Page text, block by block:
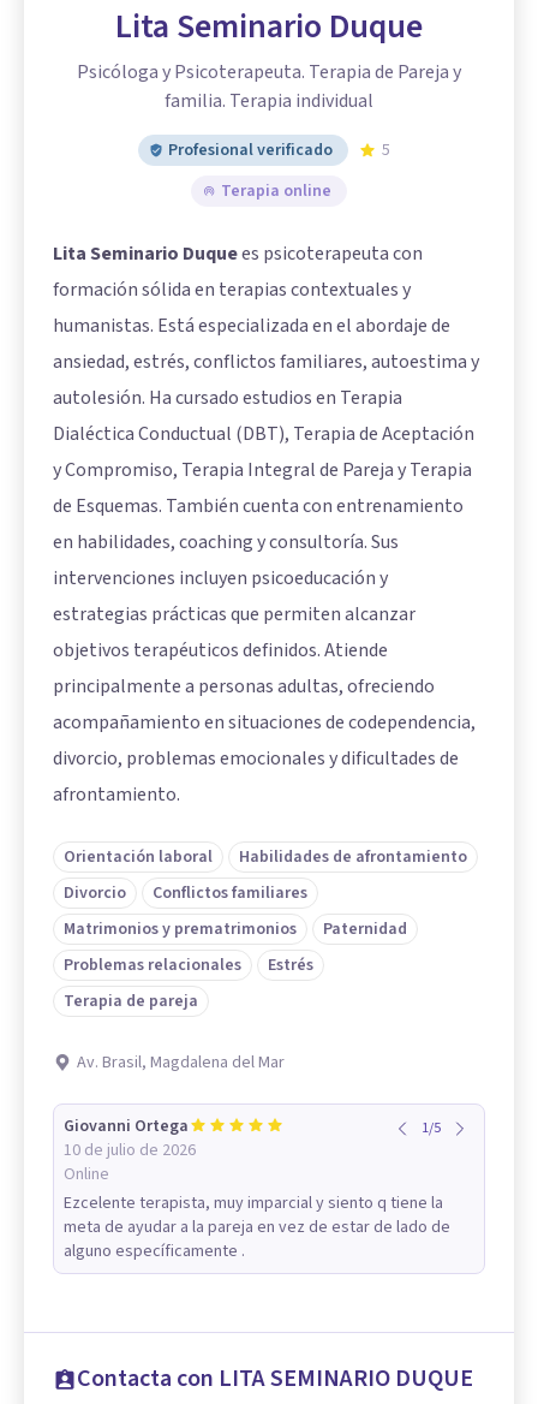
Lita Seminario Duque
Psicóloga y Psicoterapeuta. Terapia de Pareja y
familia. Terapia individual
Profesional verificado
5
Terapia online
Lita Seminario Duquees psicoterapeuta con
formación sólida en terapias contextuales y
humanistas. Está especializada en el abordaje de
ansiedad, estrés, conflictos familiares, autoestima y
autolesión. Ha cursado estudios en Terapia
Dialéctica Conductual (DBT), Terapia de Aceptación
y Compromiso, Terapia Integral de Pareja y Terapia
de Esquemas. También cuenta con entrenamiento
en habilidades, coaching y consultoría. Sus
intervenciones incluyen psicoeducación y
estrategias prácticas que permiten alcanzar
objetivos terapéuticos definidos. Atiende
principalmente a personas adultas, ofreciendo
acompañamiento en situaciones de codependencia,
divorcio, problemas emocionales y dificultades de
afrontamiento.
Orientación laboral
Habilidades de afrontamiento
Divorcio
Conflictos familiares
Matrimonios y prematrimonios
Paternidad
Problemas relacionales
Estrés
Terapia de pareja
Av. Brasil, Magdalena del Mar
Giovanni Ortega
10 de julio de 2026
Online
1/5
Ezcelente terapista, muy imparcial y siento q tiene la
meta de ayudar a la pareja en vez de estar de lado de
alguno específicamente .
Contacta con LITA SEMINARIO DUQUE